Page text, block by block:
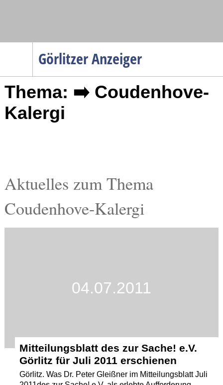
Görlitzer Anzeiger
Menüpunkte
Startseite
Gesellschaft
Gesundheit
Thema: ➡️ Coudenhove-
Kalergi
Aktuelles zum Thema
Coudenhove-Kalergi
04.07.2011
Mitteilungsblatt des zur Sache! e.V.
Görlitz für Juli 2011 erschienen
Görlitz. Was Dr. Peter Gleißner im Mitteilungsblatt Juli